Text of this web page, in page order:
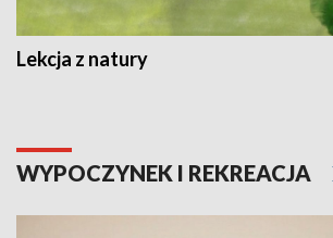
Lekcja z natury
WYPOCZYNEK I REKREACJA